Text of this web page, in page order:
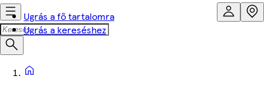
Ugrás a fő tartalomra
Ugrás a kereséshez